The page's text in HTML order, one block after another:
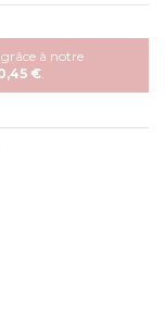
grâce à notre
€